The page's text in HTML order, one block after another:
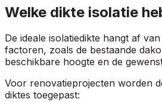
Welke dikte isolatie
De ideale isolatiedikte hangt af
factoren, zoals de bestaande
beschikbare hoogte en de
Voor renovatieprojecten worden
diktes toegepast: